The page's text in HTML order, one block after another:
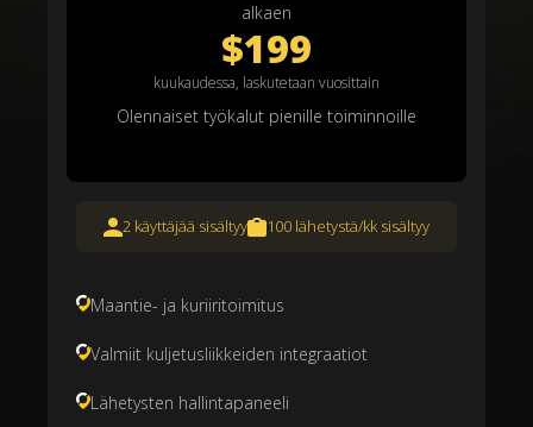
alkaen
$199
kuukaudessa, laskutetaan vuosittain
Olennaiset työkalut pienille toiminnoille
2 käyttäjää sisältyy 100 lähetystä/kk sisältyy
Maantie- ja kuriiritoimitus
Valmiit kuljetusliikkeiden integraatiot
Lähetysten hallintapaneeli